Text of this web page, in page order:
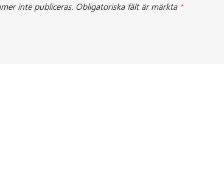
inte publiceras. Obligatoriska fält är märkta *